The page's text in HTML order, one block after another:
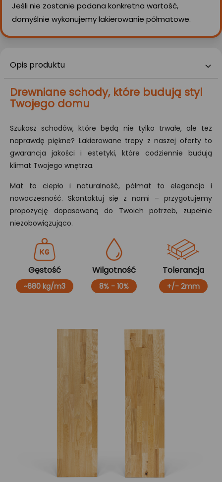
Jeśli nie zostanie podana konkretna wartość,
domyślnie wykonujemy lakierowanie półmatowe.
Opis produktu
Drewniane schody, które budują styl
Twojego domu
Szukasz schodów, które będą nie tylko trwałe, ale też
naprawdę piękne? Lakierowane trepy z naszej oferty to
gwarancja jakości i estetyki, które codziennie budują
klimat Twojego wnętrza.
Mat to ciepło i naturalność, półmat to elegancja i
nowoczesność. Skontaktuj się z nami – przygotujemy
propozycję dopasowaną do Twoich potrzeb, zupełnie
niezobowiązująco.
Gęstość
~680 kg/m3
Wilgotność
8% - 10%
Tolerancja
+/- 2mm